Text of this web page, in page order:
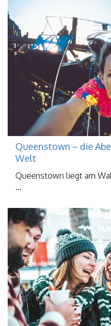
Queenstown – die
Welt
Queenstown liegt am
...